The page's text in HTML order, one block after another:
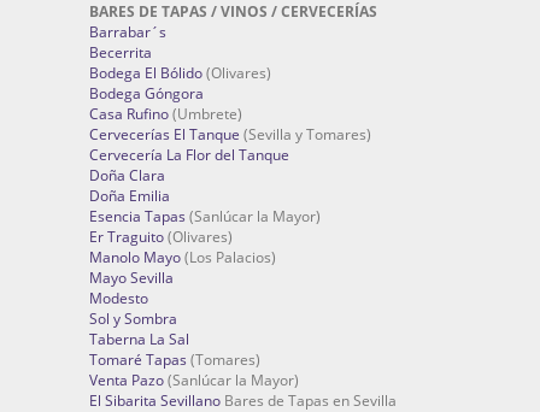
BARES DE TAPAS / VINOS / CERVECERÍAS
Barrabar´s
Becerrita
Bodega El Bólido(Olivares)
Bodega Góngora
Casa Rufino(Umbrete)
Cervecerías El Tanque (Sevilla y Tomares)
Cervecería La Flor del Tanque
Doña Clara
Doña Emilia
Esencia Tapas (Sanlúcar la Mayor)
Er Traguito(Olivares)
Manolo Mayo(Los Palacios)
Mayo Sevilla
Modesto
Sol y Sombra
Taberna La Sal
Tomaré Tapas (Tomares)
Venta Pazo(Sanlúcar la Mayor)
El Sibarita Sevillano Bares de Tapas en Sevilla